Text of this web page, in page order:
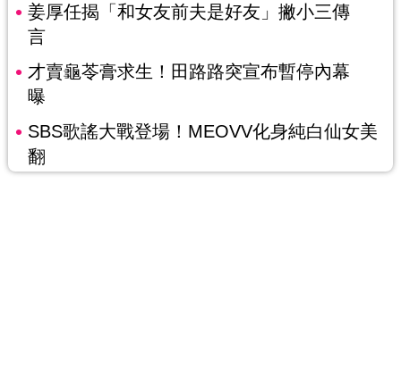
姜厚任揭「和女友前夫是好友」撇小三傳
言
才賣龜苓膏求生！田路路突宣布暫停內幕
曝
SBS歌謠大戰登場！MEOVV化身純白仙女美
翻